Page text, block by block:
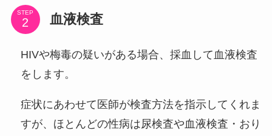
STEP 血液検査
HIVや梅毒の疑いがある場合、採血して血液検査
をします。
症状にあわせて医師が検査方法を指示してくれま
すが、ほとんどの性病は尿検査や血液検査・おり